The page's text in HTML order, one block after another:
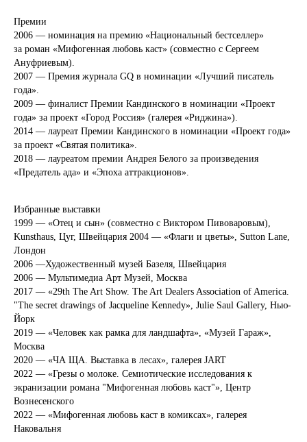
Премии
2006 — номинация на премию «Национальный бестселлер»
за роман «Мифогенная любовь каст» (совместно с Сергеем
Ануфриевым).
2007 — Премия журнала GQ в номинации «Лучший писатель
года».
2009 — финалист Премии Кандинского в номинации «Проект
года» за проект «Город Россия» (галерея «Риджина»).
2014 — лауреат Премии Кандинского в номинации «Проект года»
за проект «Святая политика».
2018 — лауреатом премии Андрея Белого за произведения
«Предатель ада» и «Эпоха аттракционов».
Избранные выставки
1999 — «Отец и сын» (совместно с Виктором Пивоваровым),
Kunsthaus, Цуг, Швейцария 2004 — «Флаги и цветы», Sutton Lane,
Лондон
2006 —Художественный музей Базеля, Швейцария
2006 — Мультимедиа Арт Музей, Москва
2017 — «29th The Art Show. The Art Dealers Association of America.
"The secret drawings of Jacqueline Kennedy», Julie Saul Gallery, Нью-
Йорк
2019 — «Человек как рамка для ландшафта», «Музей Гараж»,
Москва
2020 — «ЧА ЩА. Выставка в лесах», галерея JART
2022 — «Грезы о молоке. Семиотические исследования к
экранизации романа "Мифогенная любовь каст"», Центр
Вознесенского
2022 — «Мифогенная любовь каст в комиксах», галерея
Наковальня